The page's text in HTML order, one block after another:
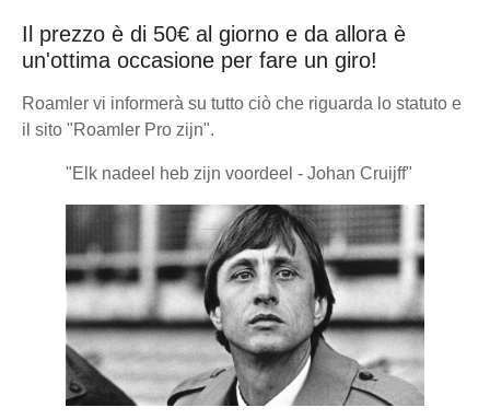
Il prezzo è di 50€ al giorno e da allora è
un'ottima occasione per fare un giro!
Roamler vi informerà su tutto ciò che riguarda lo statuto e
il sito "Roamler Pro zijn".
"Elk nadeel heb zijn voordeel - Johan Cruijff"